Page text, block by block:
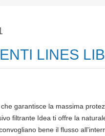
LINES
garantisce la massima
filtrante Idea ti offre la
bene il flusso